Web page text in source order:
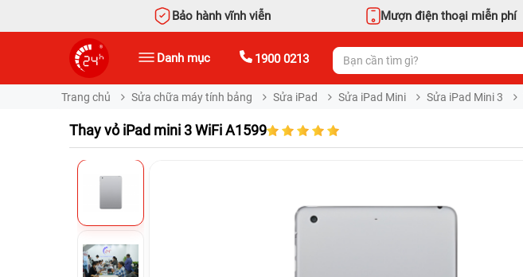
Bảo hành vĩnh viễn Mượn điện thoại miễn phí
Danh mục 1900 0213
Trang chủ Sửa chữa máy tính bảng Sửa iPad Sửa iPad Mini Sửa iPad Mini 3
Thay vỏ iPad mini 3 WiFi A1599